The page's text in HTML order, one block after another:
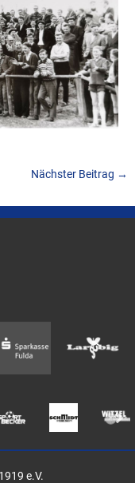
Nächster Beitrag →
e.V.